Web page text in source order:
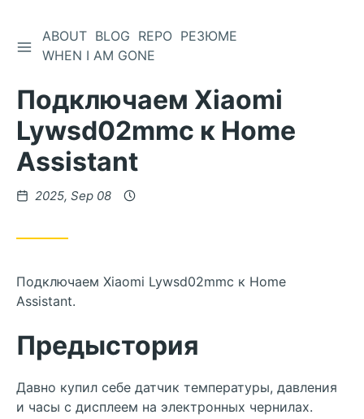
ABOUT BLOG REPO РЕЗЮМЕ
WHEN I AM GONE
Подключаем Xiaomi
Lywsd02mmc к Home
Assistant
2025, Sep 08
Подключаем Xiaomi Lywsd02mmc к Home
Assistant.
Предыстория
Давно купил себе датчик температуры, давления
и часы с дисплеем на электронных чернилах.